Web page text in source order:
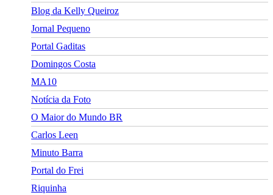
Blog da Kelly Queiroz
Jornal Pequeno
Portal Gaditas
Domingos Costa
MA10
Notícia da Foto
O Maior do Mundo BR
Carlos Leen
Minuto Barra
Portal do Frei
Riquinha